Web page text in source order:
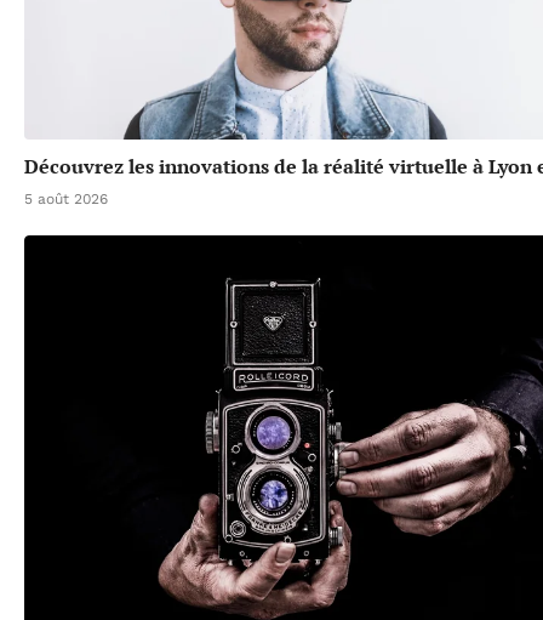
Découvrez les innovations de la réalité virtuelle à Lyon
5 août 2026